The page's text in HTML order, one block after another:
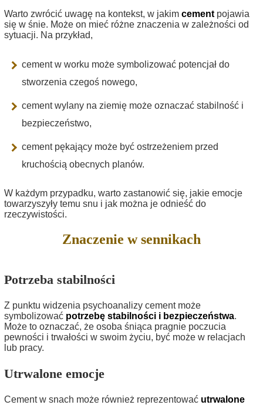
Warto zwrócić uwagę na kontekst, w jakim cement pojawia
się w śnie. Może on mieć różne znaczenia w zależności od
sytuacji. Na przykład,
cement w worku może symbolizować potencjał do
stworzenia czegoś nowego,
cement wylany na ziemię może oznaczać stabilność i
bezpieczeństwo,
cement pękający może być ostrzeżeniem przed
kruchością obecnych planów.
W każdym przypadku, warto zastanowić się, jakie emocje
towarzyszyły temu snu i jak można je odnieść do
rzeczywistości.
Znaczenie w sennikach
Potrzeba stabilności
Z punktu widzenia psychoanalizy cement może
symbolizować potrzebę stabilności i bezpieczeństwa.
Może to oznaczać, że osoba śniąca pragnie poczucia
pewności i trwałości w swoim życiu, być może w relacjach
lub pracy.
Utrwalone emocje
Cement w snach może również reprezentować utrwalone